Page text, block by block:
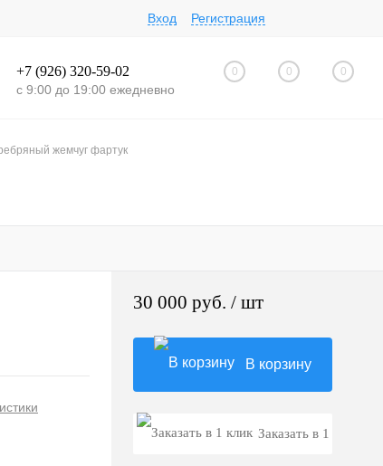
ход Регистрация
+7 (926) 320-59-02
с 9:00 до 19:00 ежедневно
0 0 0
жемчуг фартук
30 000 руб. / шт
корзину
Заказать в 1